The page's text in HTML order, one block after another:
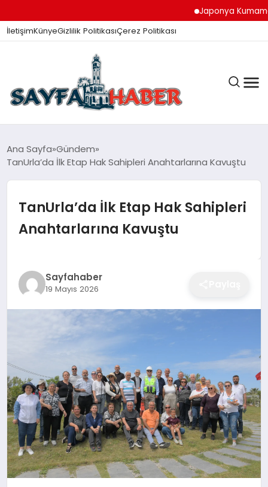
Japonya Kumamoto
İletişimKünyeGizlilik PolitikasıÇerez Politikası
ANA SAYFA
İZMIR HABERLERI
EĞITIM
SAĞLIK
SPOR
YAŞAM
Ana Sayfa Gündem
TanUrla’da İlk Etap Hak Sahipleri Anahtarlarına Kavuştu
TanUrla’da İlk Etap Hak Sahipleri
Anahtarlarına Kavuştu
Sayfahaber
19 Mayıs 2026